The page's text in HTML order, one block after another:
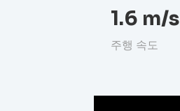
1.6 m/s
주행 속도